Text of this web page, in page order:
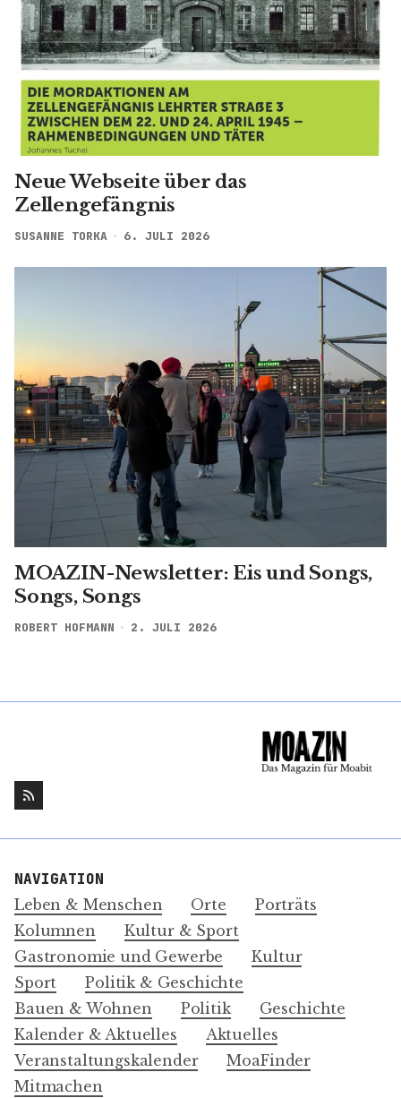
Neue Webseite über das
Zellengefängnis
SUSANNE TORKA 6. JULI 2026
MOAZIN-Newsletter: Eis und Songs,
Songs, Songs
ROBERT HOFMANN 2. JULI 2026
NAVIGATION
Leben & Menschen Orte
Porträts
Kolumnen
Kultur & Sport
Gastronomie und Gewerbe
Kultur
Sport
Politik & Geschichte
Bauen & Wohnen
Politik
Geschichte
Kalender & Aktuelles
Aktuelles
Veranstaltungskalender
MoaFinder
Mitmachen